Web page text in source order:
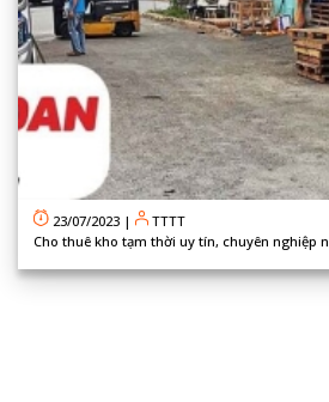
23/07/2023 |
TTTT
Cho thuê kho tạm thời uy tín, chuyên nghiệp